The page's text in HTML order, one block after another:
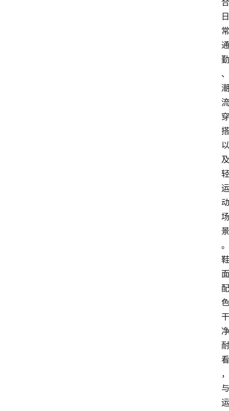
合
日
常
通
勤
、
潮
流
穿
搭
以
及
轻
运
动
场
景
。
鞋
面
配
色
干
净
耐
看
，
与
运